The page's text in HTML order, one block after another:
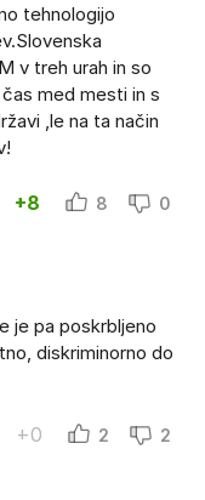
tehnologijo
v treh urah in so
med mesti in s
,le na ta način
+8 8 0
je pa poskrbljeno
diskriminorno do
+0 2 2